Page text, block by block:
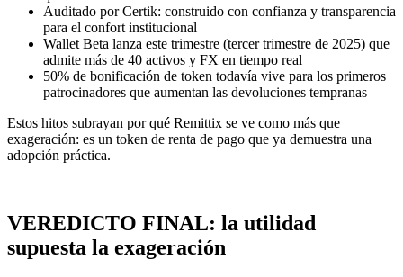
Auditado por Certik: construido con confianza y transparencia
para el confort institucional
Wallet Beta lanza este trimestre (tercer trimestre de 2025) que
admite más de 40 activos y FX en tiempo real
50% de bonificación de token todavía vive para los primeros
patrocinadores que aumentan las devoluciones tempranas
Estos hitos subrayan por qué Remittix se ve como más que
exageración: es un token de renta de pago que ya demuestra una
adopción práctica.
VEREDICTO FINAL: la utilidad
supuesta la exageración